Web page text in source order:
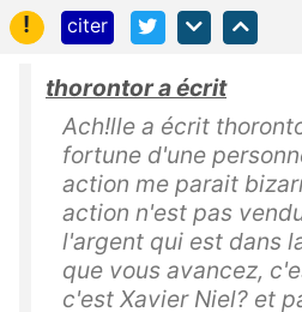
!
citer
thorontor a écrit
Ach!lle a écrit
fortune d'une
action me parait
action n'est pas
l'argent qui est dans
que vous avancez,
c'est Xavier Niel? et